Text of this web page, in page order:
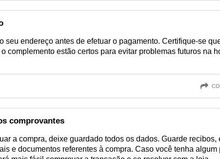
seu endereço antes de efetuar o pagamento. Certifique-se
complemento estão certos para evitar problemas futuros na
comprovantes
a compra, deixe guardado todos os dados. Guarde recibos,
e documentos referentes à compra. Caso você tenha algum